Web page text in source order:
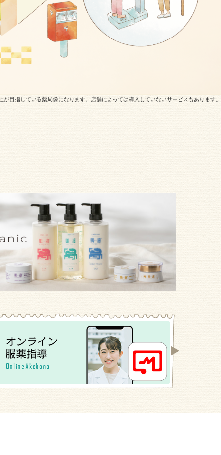
が目指している薬局像になります。店舗によっては導入していないサービスもあります。